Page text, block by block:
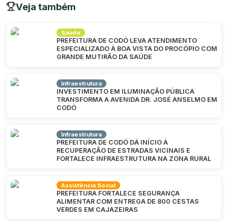
Veja também
Saúde
PREFEITURA DE CODÓ LEVA ATENDIMENTO
ESPECIALIZADO À BOA VISTA DO PROCÓPIO COM
GRANDE MUTIRÃO DA SAÚDE
Infraestrutura
INVESTIMENTO EM ILUMINAÇÃO PÚBLICA
TRANSFORMA A AVENIDA DR. JOSÉ ANSELMO EM
CODÓ
Infraestrutura
PREFEITURA DE CODÓ DÁ INÍCIO À
RECUPERAÇÃO DE ESTRADAS VICINAIS E
FORTALECE INFRAESTRUTURA NA ZONA RURAL
Assistência Social
PREFEITURA FORTALECE SEGURANÇA
ALIMENTAR COM ENTREGA DE 800 CESTAS
VERDES EM CAJAZEIRAS